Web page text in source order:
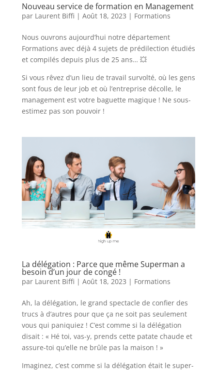
Nouveau service de formation en Management
par Laurent Biffi | Août 18, 2023 | Formations
Nous ouvrons aujourd’hui notre département
Formations avec déjà 4 sujets de prédilection étudiés
et compilés depuis plus de 25 ans… 💥
Si vous rêvez d’un lieu de travail survolté, où les gens
sont fous de leur job et où l’entreprise décolle, le
management est votre baguette magique ! Ne sous-
estimez pas son pouvoir !
La délégation : Parce que même Superman a
besoin d’un jour de congé !
par Laurent Biffi | Août 18, 2023 | Formations
Ah, la délégation, le grand spectacle de confier des
trucs à d’autres pour que ça ne soit pas seulement
vous qui paniquiez ! C’est comme si la délégation
disait : « Hé toi, vas-y, prends cette patate chaude et
assure-toi qu’elle ne brûle pas la maison ! »
Imaginez, c’est comme si la délégation était le super-